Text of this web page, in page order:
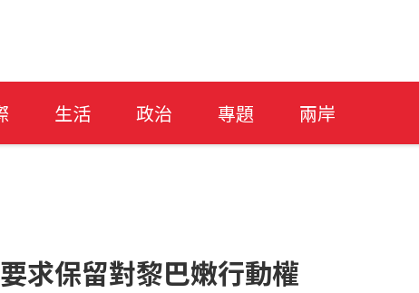
生活 政治 專題 兩岸
求保留對黎巴嫩行動權